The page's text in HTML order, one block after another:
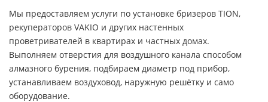
Мы предоставляем услуги по установке бризеров TION,
рекуператоров VAKIO и других настенных
проветривателей в квартирах и частных домах.
Выполняем отверстия для воздушного канала способом
алмазного бурения, подбираем диаметр под прибор,
устанавливаем воздуховод, наружную решётку и само
оборудование.